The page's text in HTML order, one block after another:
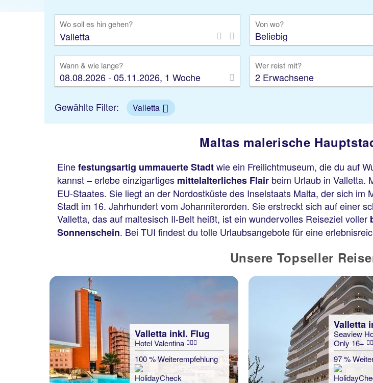
Wo soll es hin gehen? Von wo?
Beliebig
Wann & wie lange?
08.08.2026 - 05.11.2026, 1 Woche
Wer reist mit?
2 Erwachsene
Gewählte Filter: Valletta
Maltas malerische
Einefestungsartig ummauerte Stadtwie ein Freilichtmuseum, die du auf
kannst – erlebe einzigartiges mittelalterliches Flair beim Urlaub in Valletta.
EU-Staates. Sie liegt an der Nordostküste des Inselstaats Malta, der sich
Stadt im 16. Jahrhundert vom Johanniterorden. Sie erstreckt sich auf einer
Valletta, das auf maltesisch Il-Belt heißt, ist ein wundervolles Reiseziel voller
Sonnenschein. Bei TUI findest du tolle Urlaubsangebote für eine
Unsere Topseller
Valletta inkl. Flug
Hotel Valentina
100 % Weiterempfehlung
Valletta
Seaview
Only 16+
97 %
Valletta inkl. Flug
SO City Hotel
81 % Weiterempfehlung
Valletta
IKYK Hotel
100 %